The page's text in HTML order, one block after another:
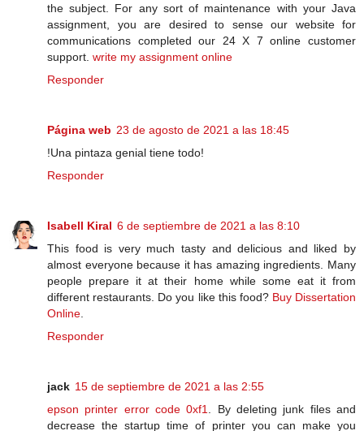
the subject. For any sort of maintenance with your Java
assignment, you are desired to sense our website for
communications completed our 24 X 7 online customer
support. write my assignment online
Responder
Página web 23 de agosto de 2021 a las 18:45
!Una pintaza genial tiene todo!
Responder
Isabell Kiral 6 de septiembre de 2021 a las 8:10
This food is very much tasty and delicious and liked by
almost everyone because it has amazing ingredients. Many
people prepare it at their home while some eat it from
different restaurants. Do you like this food? Buy Dissertation
Online
Responder
jack 15 de septiembre de 2021 a las 2:55
epson printer error code 0xf1
. By deleting junk files and
decrease the startup time of printer you can make you